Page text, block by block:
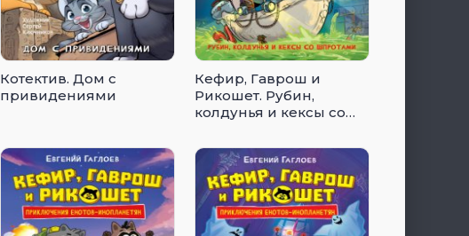
Котектив. Дом с
привидениями
Кефир, Гаврош и
Рикошет. Рубин,
колдунья и кексы со